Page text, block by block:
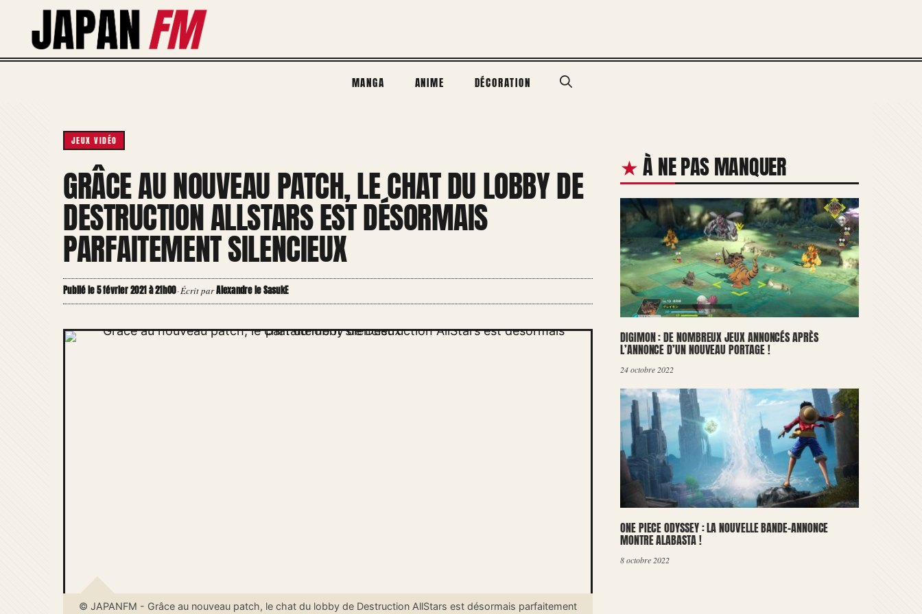
contenu
MANGA ANIME DÉCORATION
JEUX VIDÉO
GRÂCE AU NOUVEAU PATCH, LE CHAT DU LOBBY DE
DESTRUCTION ALLSTARS EST DÉSORMAIS
PARFAITEMENT SILENCIEUX
Publié le 5 février 2021 à 21h00·Écrit parAlexandre le SasukE
© JAPANFM - Grâce au nouveau patch, le chat du lobby de Destruction AllStars est désormais parfaitement
À NE PAS MANQUER
DIGIMON : DE NOMBREUX JEUX ANNONCÉS APRÈS
L’ANNONCE D’UN NOUVEAU PORTAGE !
24 octobre 2022
ONE PIECE ODYSSEY : LA NOUVELLE BANDE-ANNONCE
MONTRE ALABASTA !
8 octobre 2022